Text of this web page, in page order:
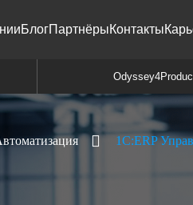
БлогПартнёрыКонтакты
1С:ERP